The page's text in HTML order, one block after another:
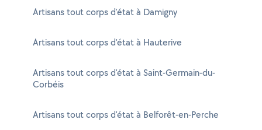
Artisans tout corps d'état à Damigny
Artisans tout corps d'état à Hauterive
Artisans tout corps d'état à Saint-Germain-du-
Corbéis
Artisans tout corps d'état à Belforêt-en-Perche